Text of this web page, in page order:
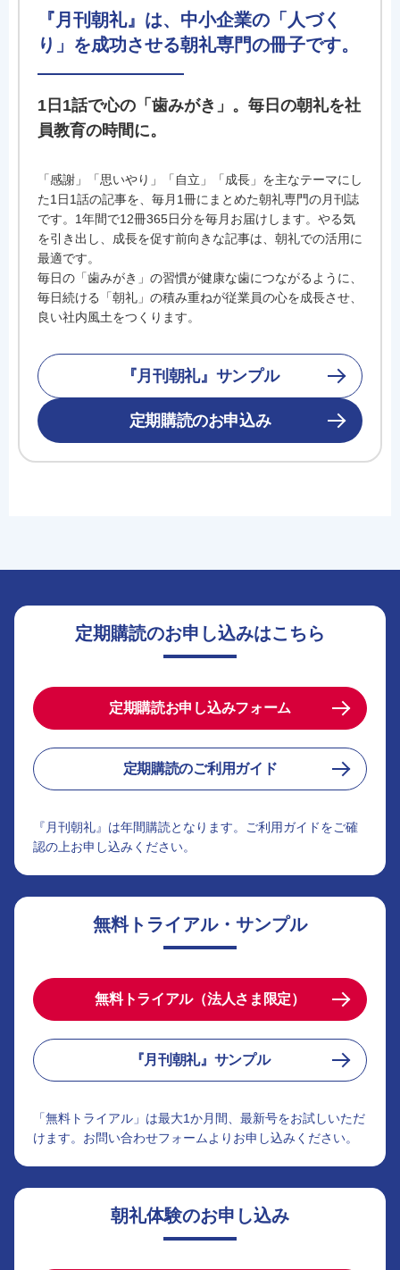
『月刊朝礼』は、中小企業の「人づく
り」を成功させる朝礼専門の冊子です。
1日1話で心の「歯みがき」。毎日の朝礼を社
員教育の時間に。
「感謝」「思いやり」「自立」「成長」を主なテーマにし
た1日1話の記事を、毎月1冊にまとめた朝礼専門の月刊誌
です。1年間で12冊365日分を毎月お届けします。やる気
を引き出し、成長を促す前向きな記事は、朝礼での活用に
最適です。
毎日の「歯みがき」の習慣が健康な歯につながるように、
毎日続ける「朝礼」の積み重ねが従業員の心を成長させ、
良い社内風土をつくります。
『月刊朝礼』サンプル
定期購読のお申込み
定期購読のお申し込みはこちら
定期購読お申し込みフォーム
定期購読のご利用ガイド
『月刊朝礼』は年間購読となります。ご利用ガイドをご確
認の上お申し込みください。
無料トライアル・サンプル
無料トライアル（法人さま限定）
『月刊朝礼』サンプル
「無料トライアル」は最大1か月間、最新号をお試しいただ
けます。お問い合わせフォームよりお申し込みください。
朝礼体験のお申し込み